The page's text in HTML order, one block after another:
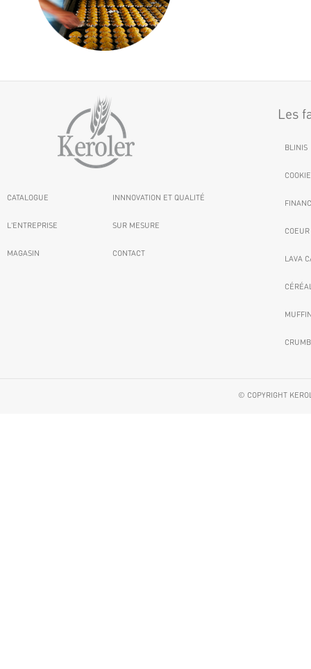
CATALOGUE INNNOVATION ET QUALITÉ
L'ENTREPRISE SUR MESURE
MAGASIN CONTACT
Les
BLINIS
LAVA
© COPYRIGHT